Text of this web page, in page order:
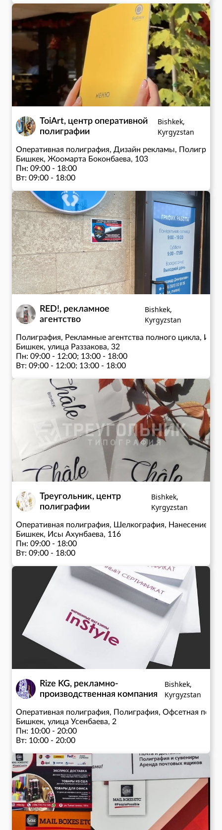
Чт: 09:00 - 12:00; 13:00 - 18:00
Пт: 09:00 - 12:00; 13:00 - 18:00
ToiArt, центр оперативной
полиграфии
Bishkek,
Kyrgyzstan
Оперативная полиграфия, Дизайн рекламы,
Бишкек, Жоомарта Боконбаева, 103
Пн: 09:00 - 18:00
Вт: 09:00 - 18:00
Чт: 09:00 - 18:00
Пт: 09:00 - 18:00
Сб: 10:00 - 16:00
RED!, рекламное
агентство
Bishkek,
Kyrgyzstan
Полиграфия, Рекламные агентства полного цикла,
Бишкек, улица Раззакова, 32
Пн: 09:00 - 12:00; 13:00 - 18:00
Вт: 09:00 - 12:00; 13:00 - 18:00
Чт: 09:00 - 12:00; 13:00 - 18:00
Пт: 09:00 - 12:00; 13:00 - 18:00
Треугольник, центр
полиграфии
Bishkek,
Kyrgyzstan
Оперативная полиграфия, Шелкография, Нанесение
Бишкек, Исы Ахунбаева, 116
Пн: 09:00 - 18:00
Вт: 09:00 - 18:00
Чт: 09:00 - 18:00
Пт: 09:00 - 18:00
Rize KG, рекламно-
производственная компания
Bishkek,
Kyrgyzstan
Оперативная полиграфия, Полиграфия, Офсетная
Бишкек, улица Усенбаева, 2
Пн: 10:00 - 20:00
Вт: 10:00 - 20:00
Чт: 10:00 - 20:00
Пт: 10:00 - 20:00
Сб: 10:00 - 20:00
по предварительной записи: пн-сб